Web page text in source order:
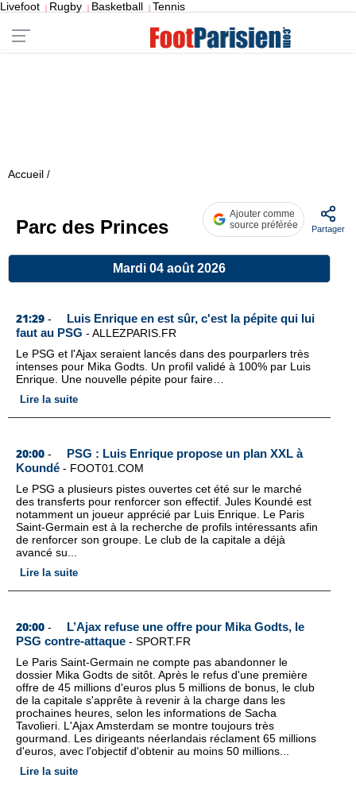
Livefoot | Rugby | Basketball | Tennis
Accueil /
Parc des Princes
Ajouter comme
source préférée
Partager
Mardi 04 août 2026
21:29 -
Luis Enrique en est sûr, c'est la pépite qui lui
faut au PSG - ALLEZPARIS.FR
Le PSG et l'Ajax seraient lancés dans des pourparlers très
intenses pour Mika Godts. Un profil validé à 100% par Luis
Enrique. Une nouvelle pépite pour faire…
Lire la suite
20:00 -
PSG : Luis Enrique propose un plan XXL à
Koundé - FOOT01.COM
Le PSG a plusieurs pistes ouvertes cet été sur le marché
des transferts pour renforcer son effectif. Jules Koundé est
notamment un joueur apprécié par Luis Enrique. Le Paris
Saint-Germain est à la recherche de profils intéressants afin
de renforcer son groupe. Le club de la capitale a déjà
avancé su...
Lire la suite
20:00 -
L’Ajax refuse une offre pour Mika Godts, le
PSG contre-attaque - SPORT.FR
Le Paris Saint-Germain ne compte pas abandonner le
dossier Mika Godts de sitôt. Après le refus d'une première
offre de 45 millions d'euros plus 5 millions de bonus, le club
de la capitale s'apprête à revenir à la charge dans les
prochaines heures, selon les informations de Sacha
Tavolieri. L'Ajax Amsterdam se montre toujours très
gourmand. Les dirigeants néerlandais réclament 65 millions
d'euros, avec l'objectif d'obtenir au moins 50 millions...
Lire la suite